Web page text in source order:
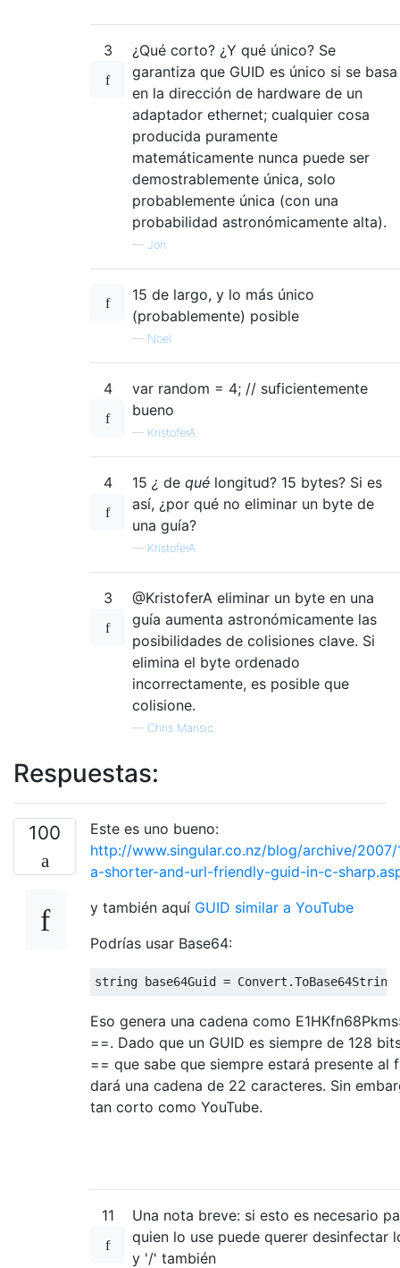
3
¿Qué corto? ¿Y qué único? Se
garantiza que GUID es único si se basa
en la dirección de hardware de un
adaptador ethernet; cualquier cosa
producida puramente
matemáticamente nunca puede ser
demostrablemente única, solo
probablemente única (con una
probabilidad astronómicamente alta).
— Jon
15 de largo, y lo más único
(probablemente) posible
— Noel
4
var random = 4; // suficientemente
bueno
— KristoferA
4 15 ¿ de qué longitud? 15 bytes? Si es
así, ¿por qué no eliminar un byte de
una guía?
— KristoferA
3
@KristoferA eliminar un byte en una
guía aumenta astronómicamente las
posibilidades de colisiones clave. Si
elimina el byte ordenado
incorrectamente, es posible que
colisione.
— Chris Marisic
Respuestas:
100
Este es uno bueno:
http://www.singular.co.nz/blog/archive/
a-shorter-and-url-friendly-guid-in-c-
y también aquí GUID similar a YouTube
Podrías usar Base64:
string
Eso genera una cadena como
==. Dado que un GUID es siempre de 128
== que sabe que siempre estará presente al
dará una cadena de 22 caracteres. Sin
tan corto como YouTube.
11
Una nota breve: si esto es necesario
quien lo use puede querer desinfectar
y '/' también